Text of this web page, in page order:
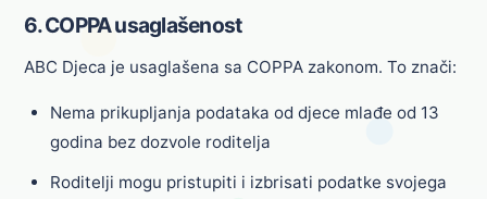
6. COPPA usaglašenost
ABC Djeca je usaglašena sa COPPA zakonom. To znači:
Nema prikupljanja podataka od djece mlađe od 13
godina bez dozvole roditelja
Roditelji mogu pristupiti i izbrisati podatke svojega